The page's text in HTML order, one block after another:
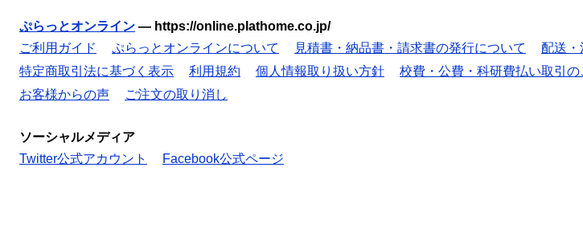
ぷらっとオンライン — https://online.plathome.co.jp/
ご利用ガイド
ぷらっとオンラインについて 見積書・納品書・請求書の発行について 配送・
特定商取引法に基づく表示
利用規約 個人情報取り扱い方針 校費・公費・科研費払い取引の
お客様からの声
ご注文の取り消し
ソーシャルメディア
Twitter公式アカウント
Facebook公式ページ